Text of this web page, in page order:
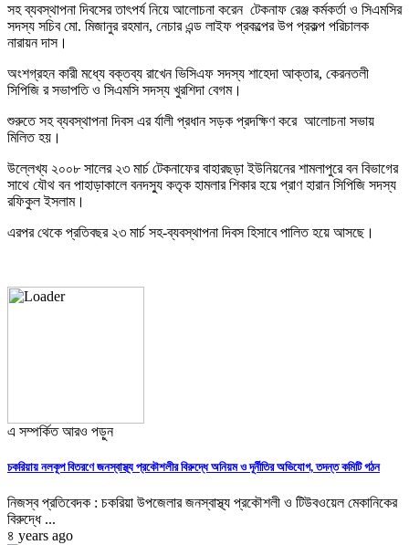
সহ ব্যবস্থাপনা দিবসের তাৎপর্য নিয়ে আলোচনা করেন টেকনাফ রেঞ্জ কর্মকর্তা ও সিএমসির
সদস্য সচিব মো. মিজানুর রহমান, নেচার এন্ড লাইফ প্রকল্পের উপ প্রকল্প পরিচালক
নারায়ন দাস।
অংশগ্রহন কারী মধ্যে বক্তব্য রাখেন ভিসিএফ সদস্য শাহেদা আক্তার, কেরনতলী
সিপিজি র সভাপতি ও সিএমসি সদস্য খুরশিদা বেগম।
শুরুতে সহ ব্যবস্থাপনা দিবস এর র্যালী প্রধান সড়ক প্রদক্ষিণ করে আলোচনা সভায়
মিলিত হয়।
উল্লেখ্য ২০০৮ সালের ২৩ মার্চ টেকনাফের বাহারছড়া ইউনিয়নের শামলাপুরে বন বিভাগের
সাথে যৌথ বন পাহাড়াকালে বনদস্যু কতৃক হামলার শিকার হয়ে প্রাণ হারান সিপিজি সদস্য
রফিকুল ইসলাম।
এরপর থেকে প্রতিবছর ২৩ মার্চ সহ-ব্যবস্থাপনা দিবস হিসাবে পালিত হয়ে আসছে।
এ সম্পর্কিত আরও পড়ুন
চকরিয়ায় নলকূপ বিতরণে জনস্বাস্থ্য প্রকৌশলীর বিরুদ্ধে অনিয়ম ও দূর্নীতির অভিযোগ, তদন্ত কমিটি গঠন
নিজস্ব প্রতিবেদক : চকরিয়া উপজেলার জনস্বাস্থ্য প্রকৌশলী ও টিউবওয়েল মেকানিকের
বিরুদ্ধে ...
৪ years ago